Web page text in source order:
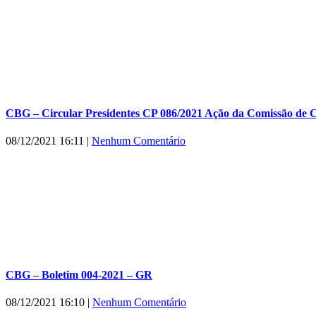
CBG – Circular Presidentes CP 086/2021 Ação da Comissão de
08/12/2021 16:11 Nenhum Comentário
CBG – Boletim 004-2021 – GR
08/12/2021 16:10 | Nenhum Comentário